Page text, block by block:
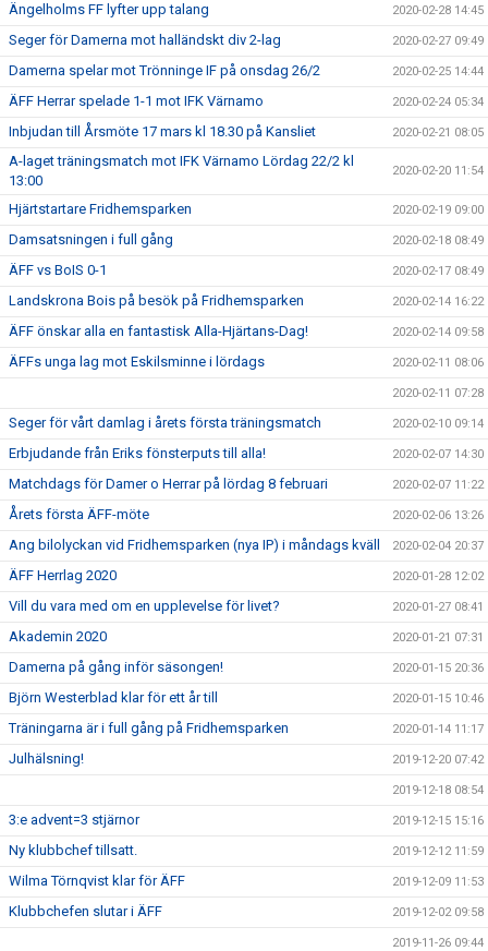
Ängelholms FF lyfter upp talang 2020-02-28 14:45
Seger för Damerna mot halländskt div 2-lag 2020-02-27 09:49
Damerna spelar mot Trönninge IF på onsdag 26/2 2020-02-25 14:44
ÄFF Herrar spelade 1-1 mot IFK Värnamo 2020-02-24 05:34
Inbjudan till Årsmöte 17 mars kl 18.30 på Kansliet 2020-02-21 08:05
A-laget träningsmatch mot IFK Värnamo Lördag 22/2 kl
13:00
2020-02-20 11:54
Hjärtstartare Fridhemsparken 2020-02-19 09:00
Damsatsningen i full gång 2020-02-18 08:49
ÄFF vs BoIS 0-1 2020-02-17 08:49
Landskrona Bois på besök på Fridhemsparken 2020-02-14 16:22
ÄFF önskar alla en fantastisk Alla-Hjärtans-Dag! 2020-02-14 09:58
ÄFFs unga lag mot Eskilsminne i lördags 2020-02-11 08:06
2020-02-11 07:28
Seger för vårt damlag i årets första träningsmatch 2020-02-10 09:14
Erbjudande från Eriks fönsterputs till alla! 2020-02-07 14:30
Matchdags för Damer o Herrar på lördag 8 februari 2020-02-07 11:22
Årets första ÄFF-möte 2020-02-06 13:26
Ang bilolyckan vid Fridhemsparken (nya IP) i måndags kväll 2020-02-04 20:37
ÄFF Herrlag 2020 2020-01-28 12:02
Vill du vara med om en upplevelse för livet? 2020-01-27 08:41
Akademin 2020 2020-01-21 07:31
Damerna på gång inför säsongen! 2020-01-15 20:36
Björn Westerblad klar för ett år till 2020-01-15 10:46
Träningarna är i full gång på Fridhemsparken 2020-01-14 11:17
Julhälsning! 2019-12-20 07:42
2019-12-18 08:54
3:e advent=3 stjärnor 2019-12-15 15:16
Ny klubbchef tillsatt. 2019-12-12 11:59
Wilma Törnqvist klar för ÄFF 2019-12-09 11:53
Klubbchefen slutar i ÄFF 2019-12-02 09:58
2019-11-26 09:44